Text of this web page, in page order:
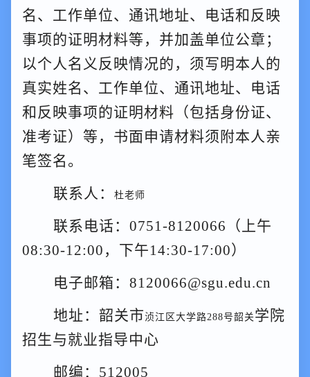
名、工作单位、通讯地址、电话和反映
事项的证明材料等，并加盖单位公章；
以个人名义反映情况的，须写明本人的
真实姓名、工作单位、通讯地址、电话
和反映事项的证明材料（包括身份证、
准考证）等， 书面申请材料须 附本人亲
笔签名。
联系人：
杜老师
联系电话： 0751-8120066（上午
08:30-12:00，下午14:30-17:00）
电子邮箱： 8120066@sgu.edu.cn
地址：韶关市 浈江区大学路288号韶关 学院
招生与就业指导中心
邮编： 512005